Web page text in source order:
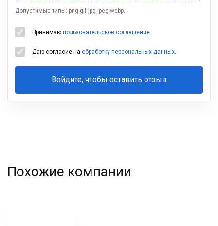
Допустимые типы: png gif jpg jpeg webp.
Принимаю пользовательское соглашение.
Даю согласие на обработку персональных данных.
Войдите, чтобы оставить отзыв
Ваша
Похожие компании